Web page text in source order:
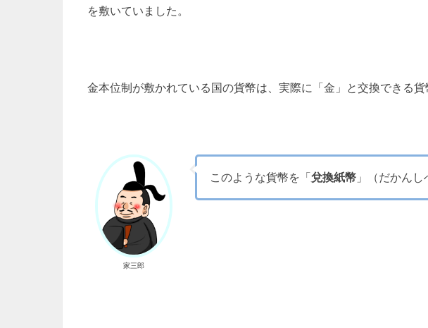
を敷いていました。
金本位制が敷かれている国の貨幣は、実際に「金」と交換できる貨
家三郎
このような貨幣を「兌換紙幣 」（だかんし